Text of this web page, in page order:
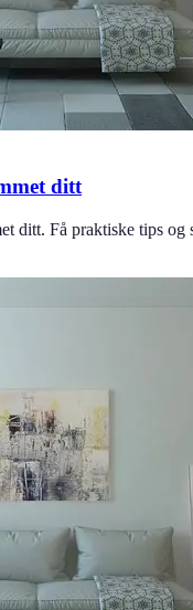
ditt
ditt. Få praktiske tips og